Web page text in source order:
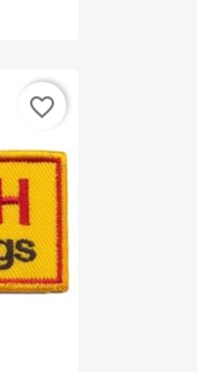
favorite_border